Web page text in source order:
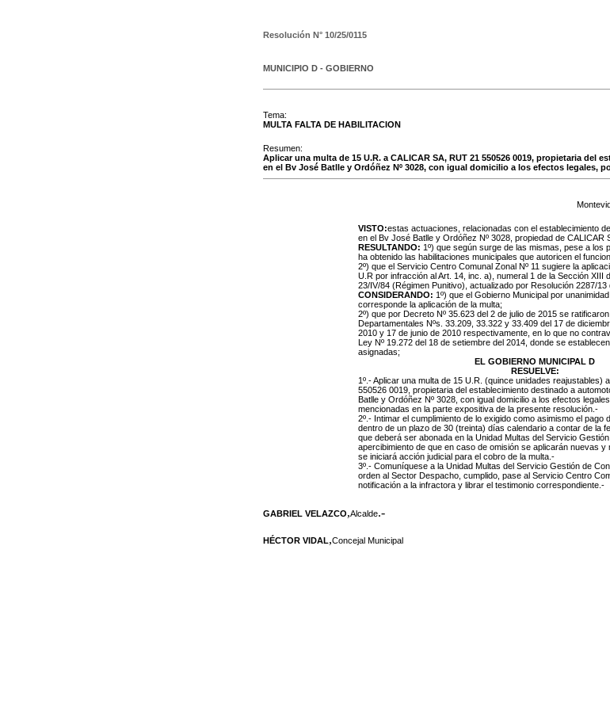
Resolución N° 10/25/0115
MUNICIPIO D - GOBIERNO
Tema:
MULTA FALTA DE HABILITACION
Resumen:
Aplicar una multa de 15 U.R. a CALICAR SA, RUT 21 550526 0019, propietaria del
en el Bv José Batlle y Ordóñez Nº 3028, con igual domicilio a los efectos legales,
VISTO:estas actuaciones, relacionadas con el establecimiento
en el Bv José Batlle y Ordóñez Nº 3028, propiedad de CALICAR
RESULTANDO: 1º) que según surge de las mismas, pese a los
ha obtenido las habilitaciones municipales que autoricen el
2º) que el Servicio Centro Comunal Zonal Nº 11 sugiere la
U.R por infracción al Art. 14, inc. a), numeral 1 de la Sección XIII
23/IV/84 (Régimen Punitivo), actualizado por Resolución 2287/13
CONSIDERANDO: 1º) que el Gobierno Municipal por
corresponde la aplicación de la multa;
2º) que por Decreto Nº 35.623 del 2 de julio de 2015 se
Departamentales Nºs. 33.209, 33.322 y 33.409 del 17 de
2010 y 17 de junio de 2010 respectivamente, en lo que no
Ley Nº 19.272 del 18 de setiembre del 2014, donde se
asignadas;
EL GOBIERNO MUNICIPAL D
RESUELVE:
1º.- Aplicar una multa de 15 U.R. (quince unidades reajustables)
550526 0019, propietaria del establecimiento destinado a
Batlle y Ordóñez Nº 3028, con igual domicilio a los efectos
mencionadas en la parte expositiva de la presente resolución.-
2º.- Intimar el cumplimiento de lo exigido como asimismo el pago
dentro de un plazo de 30 (treinta) días calendario a contar de la
que deberá ser abonada en la Unidad Multas del Servicio
apercibimiento de que en caso de omisión se aplicarán nuevas
se iniciará acción judicial para el cobro de la multa.-
3º.- Comuníquese a la Unidad Multas del Servicio Gestión de
orden al Sector Despacho, cumplido, pase al Servicio Centro
notificación a la infractora y librar el testimonio correspondiente.-
GABRIEL VELAZCO,Alcalde.-
HÉCTOR VIDAL,Concejal Municipal